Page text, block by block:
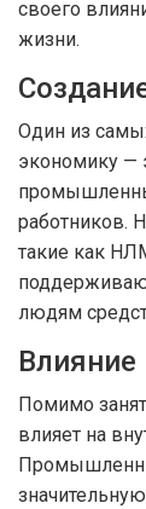
своего
жизни.
Один из
экономику —
работников.
такие как
людям
Влияние
Помимо
влияет на